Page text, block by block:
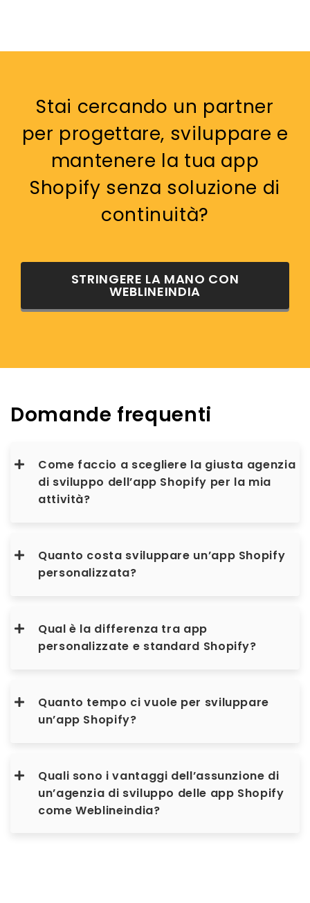
Stai cercando un partner
per progettare, sviluppare e
mantenere la tua app
Shopify senza soluzione di
continuità?
STRINGERE LA MANO CON
WEBLINEINDIA
Domande frequenti
Come faccio a scegliere la giusta agenzia
di sviluppo dell’app Shopify per la mia
attività?
Quanto costa sviluppare un’app Shopify
personalizzata?
Qual è la differenza tra app
personalizzate e standard Shopify?
Quanto tempo ci vuole per sviluppare
un’app Shopify?
Quali sono i vantaggi dell’assunzione di
un’agenzia di sviluppo delle app Shopify
come Weblineindia?